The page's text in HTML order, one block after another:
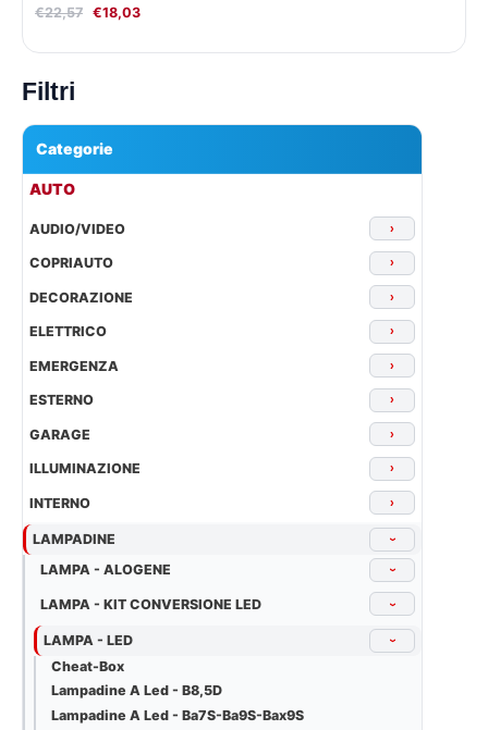
Filtri
Categorie
AUTO
AUDIO/VIDEO ›
COPRIAUTO ›
DECORAZIONE ›
ELETTRICO ›
EMERGENZA ›
ESTERNO ›
GARAGE ›
ILLUMINAZIONE ›
INTERNO ›
LAMPADINE ›
LAMPA - ALOGENE ›
LAMPA - KIT CONVERSIONE LED ›
LAMPA - LED ›
Cheat-Box
Lampadine A Led - B8,5D
Lampadine A Led - Ba7S-Ba9S-Bax9S
€22,57 €18,03